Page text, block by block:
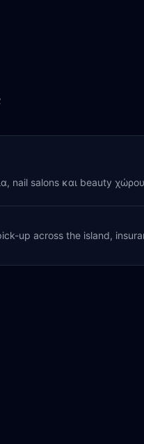
nail salons και beauty
up across the island,